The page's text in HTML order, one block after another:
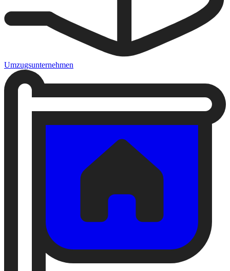
Umzugsunternehmen